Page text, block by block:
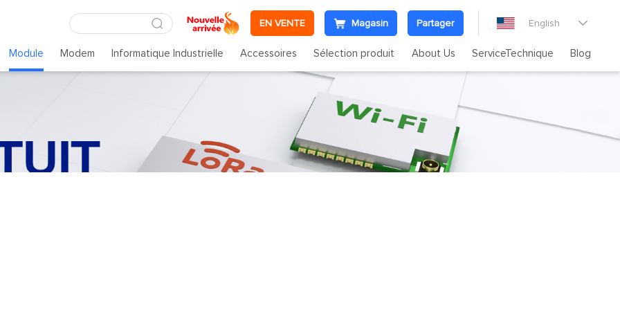
EN VENTE Magasin Partager English 
Module Modem Informatique Industrielle Accessoires Sélection produit About Us ServiceTechnique Blog